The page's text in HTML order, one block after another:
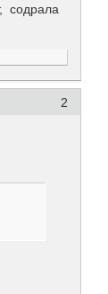
содрала
2